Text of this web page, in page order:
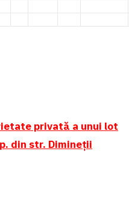
privată a unui lot
din str. Dimineții